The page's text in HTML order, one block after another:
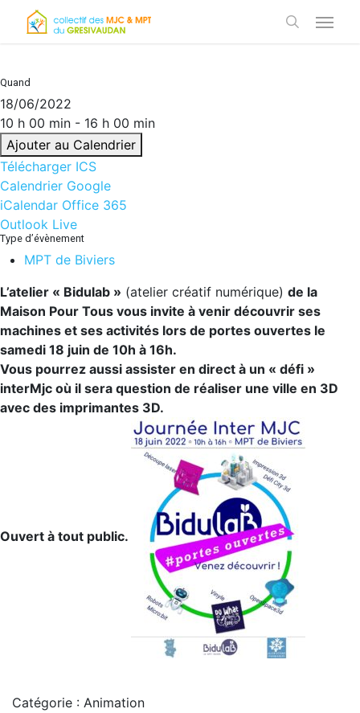
Quand
18/06/2022
10 h 00 min - 16 h 00 min
Ajouter au Calendrier
Télécharger ICS
Calendrier Google
iCalendar Office 365
Outlook Live
Type d’évènement
MPT de Biviers
L’atelier « Bidulab » (atelier créatif numérique) de la
Maison Pour Tous vous invite à venir découvrir ses
machines et ses activités lors de portes ouvertes le
samedi 18 juin de 10h à 16h.
Vous pourrez aussi assister en direct à un « défi »
interMjc où il sera question de réaliser une ville en 3D
avec des imprimantes 3D.
Ouvert à tout public.
Catégorie : Animation